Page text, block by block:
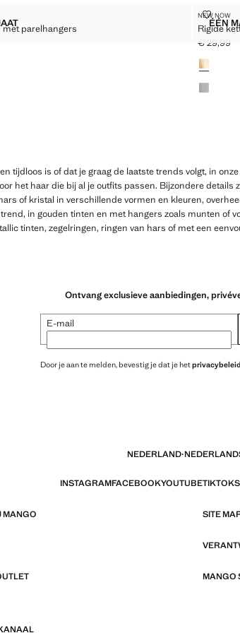
MET PARELHANGERS
met parelhangers
MET PARELHANGERS
[€ 15,99 ]
Maten
ÉÉN
NEW NOW
Rigide
RIGIDE
Huidige
€ 29,99
Kleuren
tijdloos is of dat je graag de laatste trends volgt, in
het haar die bij al je outfits passen. Bijzondere
of kristal in verschillende vormen en kleuren,
in gouden tinten en met hangers zoals munten of
tinten, zegelringen, ringen van hars of met een
Ontvang exclusieve aanbiedingen,
E-mail
Door je aan te melden, bevestig je dat je hetprivacybeleid
NEDERLAND·
INSTAGRAMFACEBOOKYOUTUBETIKTOK
MANGO SITE
MANGO